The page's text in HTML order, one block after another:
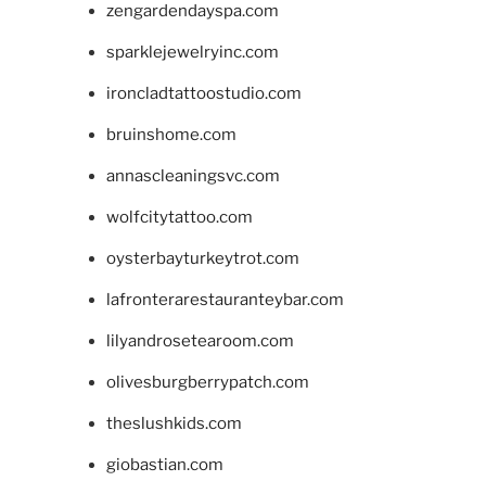
zengardendayspa.com
sparklejewelryinc.com
ironcladtattoostudio.com
bruinshome.com
annascleaningsvc.com
wolfcitytattoo.com
oysterbayturkeytrot.com
lafronterarestauranteybar.com
lilyandrosetearoom.com
olivesburgberrypatch.com
theslushkids.com
giobastian.com